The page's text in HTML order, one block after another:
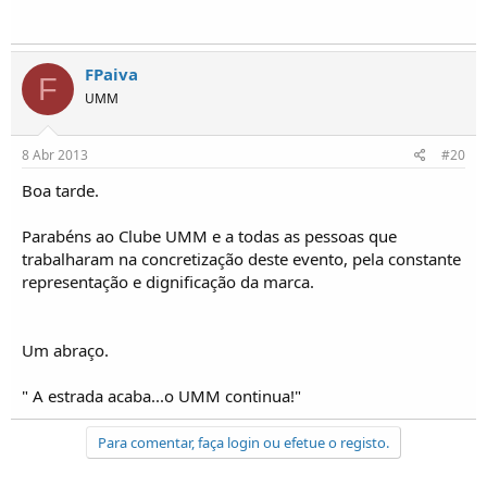
F FPaiva
UMM
8 Abr 2013 #20
Boa tarde.
Parabéns ao Clube UMM e a todas as pessoas que
trabalharam na concretização deste evento, pela constante
representação e dignificação da marca.
Um abraço.
" A estrada acaba...o UMM continua!"
Para comentar, faça login ou efetue o registo.